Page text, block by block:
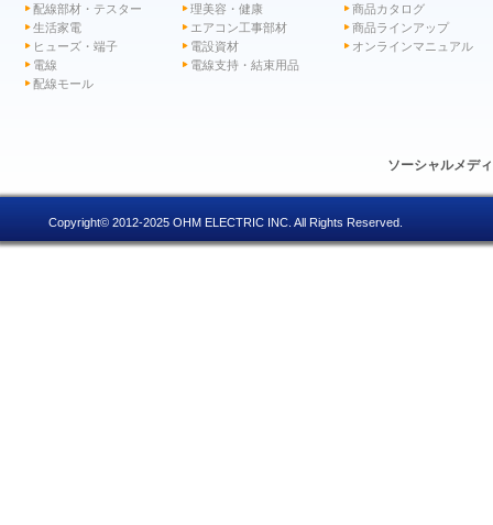
配線部材・テスター
理美容・健康
生活家電
エアコン工事部材
ヒューズ・端子
電設資材
電線
電線支持・結束用品
配線モール
商品カタログ
商品ラインアップ
オンラインマニュアル
ソーシャルメデ
Copyright© 2012-2025 OHM ELECTRIC INC. All Rights Reserved.